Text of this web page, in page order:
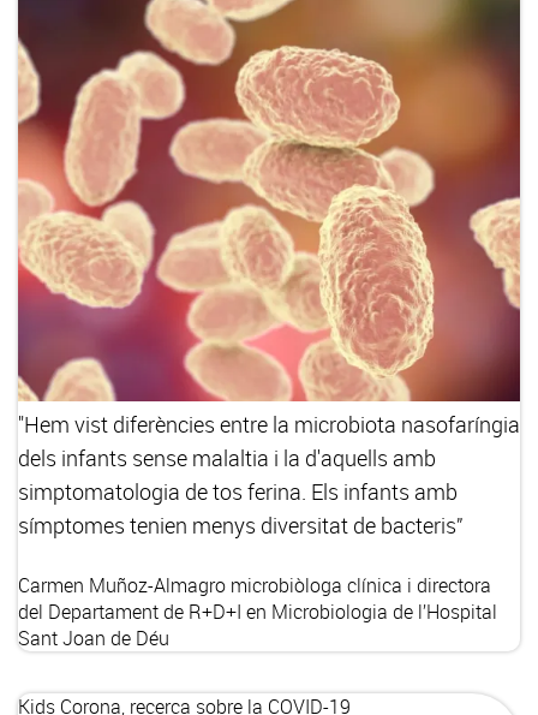
"Hem vist diferències entre la microbiota nasofaríngia
dels infants sense malaltia i la d'aquells amb
simptomatologia de tos ferina. Els infants amb
símptomes tenien menys diversitat de bacteris”
Carmen Muñoz-Almagro microbiòloga clínica i directora
del Departament de R+D+I en Microbiologia de l’Hospital
Sant Joan de Déu
Kids Corona, recerca sobre la COVID-19